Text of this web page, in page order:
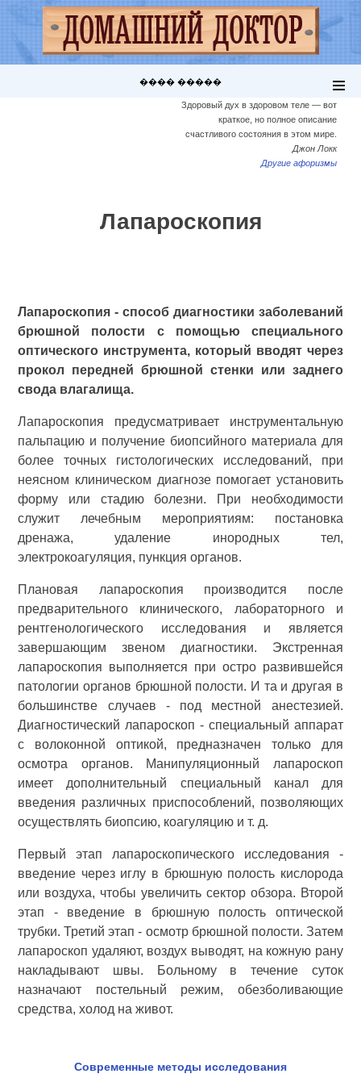
���� �����
Здоровый дух в здоровом теле — вот
краткое, но полное описание
счастливого состояния в этом мире.
Джон Локк
Другие афоризмы
Лапароскопия
Лапароскопия - способ диагностики заболеваний
брюшной полости с помощью специального
оптического инструмента, который вводят через
прокол передней брюшной стенки или заднего
свода влагалища.
Лапароскопия предусматривает инструментальную
пальпацию и получение биопсийного материала для
более точных гистологических исследований, при
неясном клиническом диагнозе помогает установить
форму или стадию болезни. При необходимости
служит лечебным мероприятиям: постановка
дренажа, удаление инородных тел,
электрокоагуляция, пункция органов.
Плановая лапароскопия производится после
предварительного клинического, лабораторного и
рентгенологического исследования и является
завершающим звеном диагностики. Экстренная
лапароскопия выполняется при остро развившейся
патологии органов брюшной полости. И та и другая в
большинстве случаев - под местной анестезией.
Диагностический лапароскоп - специальный аппарат
с волоконной оптикой, предназначен только для
осмотра органов. Манипуляционный лапароскоп
имеет дополнительный специальный канал для
введения различных приспособлений, позволяющих
осуществлять биопсию, коагуляцию и т. д.
Первый этап лапароскопического исследования -
введение через иглу в брюшную полость кислорода
или воздуха, чтобы увеличить сектор обзора. Второй
этап - введение в брюшную полость оптической
трубки. Третий этап - осмотр брюшной полости. Затем
лапароскоп удаляют, воздух выводят, на кожную рану
накладывают швы. Больному в течение суток
назначают постельный режим, обезболивающие
средства, холод на живот.
Современные методы исследования